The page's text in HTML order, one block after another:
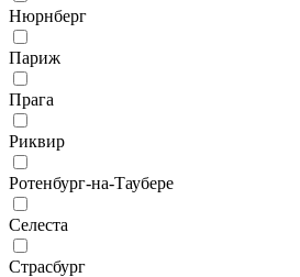
Нюрнберг
Париж
Прага
Риквир
Ротенбург-на-Таубере
Селеста
Страсбург